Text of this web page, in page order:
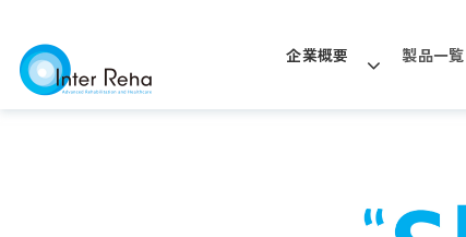
企業概要 製品一覧